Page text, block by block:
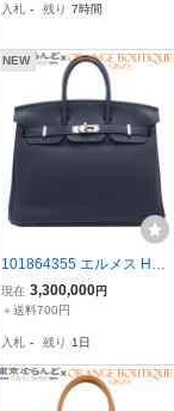
バッグ レディース
入札 - 残り 7時間
NEW
101864355 エルメス HE
RMES バーキン25 Z刻印
ブルーニュイ トゴ 2021
ス
現在 3,300,000円
＋送料700円
入札 - 残り 1日